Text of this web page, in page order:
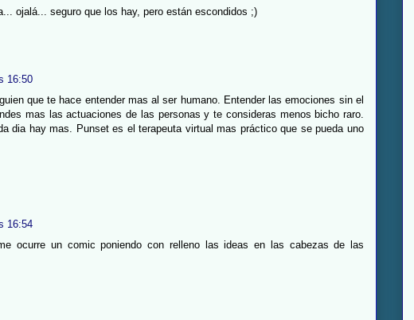
ojalá... seguro que los hay, pero están escondidos ;)
16:50
que te hace entender mas al ser humano. Entender las emociones sin el
mas las actuaciones de las personas y te consideras menos bicho raro.
dia hay mas. Punset es el terapeuta virtual mas práctico que se pueda uno
16:54
ocurre un comic poniendo con relleno las ideas en las cabezas de las